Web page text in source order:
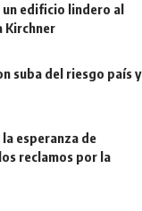
edificio lindero al
Kirchner
suba del riesgo país y
esperanza de
reclamos por la